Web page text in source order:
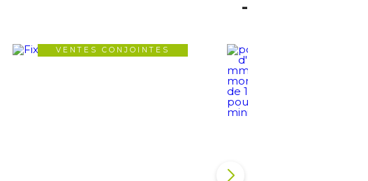
VENTES CONJOINTES